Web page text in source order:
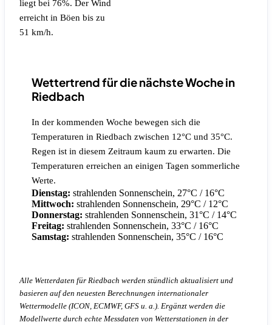
liegt bei 76%. Der Wind
erreicht in Böen bis zu
51 km/h.
Wettertrend für die nächste Woche in
Riedbach
In der kommenden Woche bewegen sich die
Temperaturen in Riedbach zwischen 12°C und 35°C.
Regen ist in diesem Zeitraum kaum zu erwarten. Die
Temperaturen erreichen an einigen Tagen sommerliche
Werte.
Dienstag: strahlenden Sonnenschein, 27°C / 16°C
Mittwoch: strahlenden Sonnenschein, 29°C / 12°C
Donnerstag: strahlenden Sonnenschein, 31°C / 14°C
Freitag: strahlenden Sonnenschein, 33°C / 16°C
Samstag: strahlenden Sonnenschein, 35°C / 16°C
Alle Wetterdaten für Riedbach werden stündlich aktualisiert und
basieren auf den neuesten Berechnungen internationaler
Wettermodelle (ICON, ECMWF, GFS u. a.). Ergänzt werden die
Modellwerte durch echte Messdaten von Wetterstationen in der